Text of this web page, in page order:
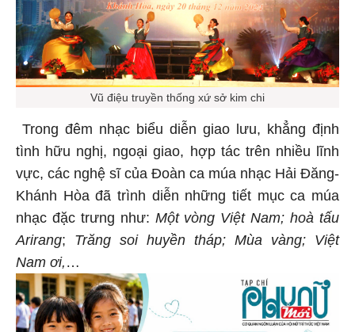
Vũ điệu truyền thống xứ sở kim chi
Trong đêm nhạc biểu diễn giao lưu, khẳng định
tình hữu nghị, ngoại giao, hợp tác trên nhiều lĩnh
vực, các nghệ sĩ của Đoàn ca múa nhạc Hải Đăng-
Khánh Hòa đã trình diễn những tiết mục ca múa
nhạc đặc trưng như: Một vòng Việt Nam; hoà tấu
Arirang;
Trăng soi huyền tháp; Mùa vàng; Việt
Nam ơi, …